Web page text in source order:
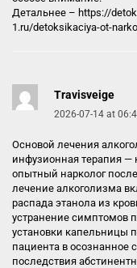
Детальнее – https://
1.ru/detoksikaciya-ot-
Travisveige
2026-07-14 at
Основой лечения
инфузионная терапия —
опытный нарколог
лечение алкоголизма
распада этанола из
устранение симптомов
установки капельницы
пациента в осознанное
последствия